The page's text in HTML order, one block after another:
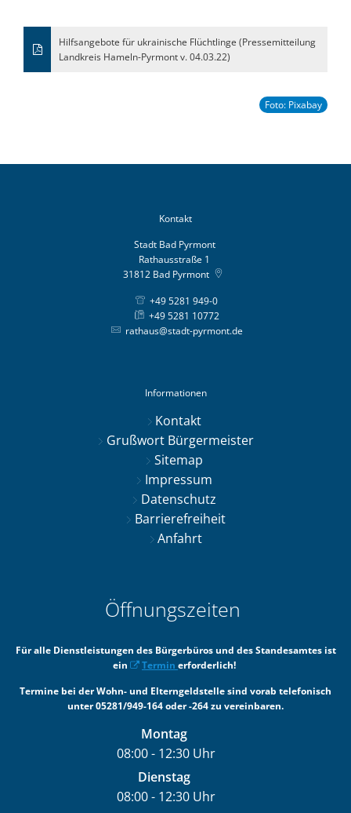
Hilfsangebote für ukrainische Flüchtlinge (Pressemitteilung
Landkreis Hameln-Pyrmont v. 04.03.22)
Foto: Pixabay
Kontakt
Stadt Bad Pyrmont
Rathausstraße 1
31812 Bad Pyrmont
+49 5281 949-0
+49 5281 10772
rathaus@stadt-pyrmont.de
Informationen
Kontakt
Grußwort Bürgermeister
Sitemap
Impressum
Datenschutz
Barrierefreiheit
Anfahrt
Öffnungszeiten
Für alle Dienstleistungen des Bürgerbüros und des Standesamtes ist
ein
Termin erforderlich!
Termine bei der Wohn- und Elterngeldstelle sind vorab telefonisch
unter 05281/949-164 oder -264 zu vereinbaren.
Montag
08:00- 12:30Uhr
Von 08:00 bis 12:30 Uhr
Dienstag
08:00- 12:30Uhr